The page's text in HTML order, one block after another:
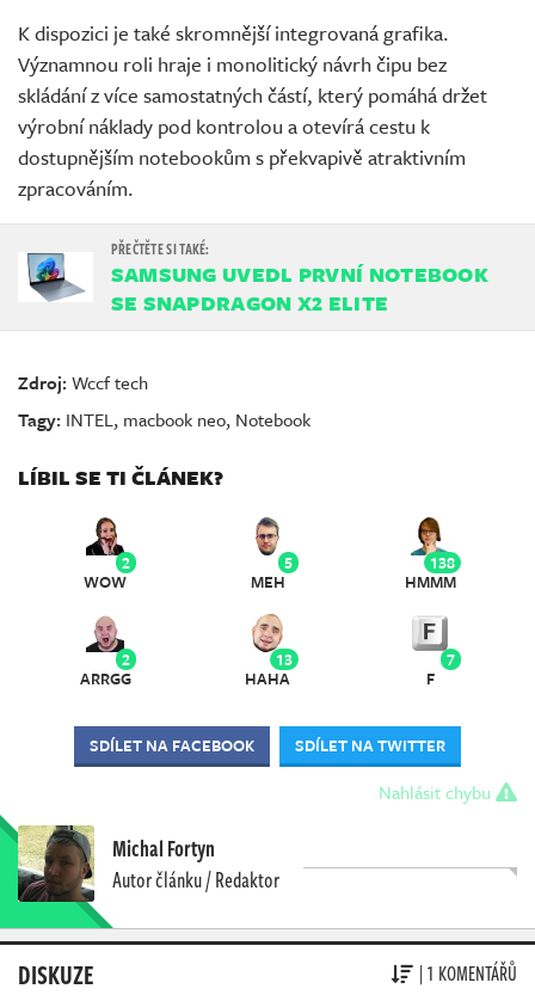
K dispozici je také skromnější integrovaná grafika.
Významnou roli hraje i monolitický návrh čipu bez
skládání z více samostatných částí, který pomáhá držet
výrobní náklady pod kontrolou a otevírá cestu k
dostupnějším notebookům s překvapivě atraktivním
zpracováním.
SAMSUNG UVEDL PRVNÍ NOTEBOOK
SE SNAPDRAGON X2 ELITE
Zdroj:Wccf tech
Tagy: INTEL, macbook neo, Notebook
LÍBIL SE TI ČLÁNEK?
2
WOW
5
MEH
138
HMMM
2
ARRGG
13
HAHA
7
F
SDÍLET NA FACEBOOK SDÍLET NA TWITTER
Nahlásit chybu
Michal Fortyn
Autor článku / Redaktor
DISKUZE | 1 KOMENTÁŘŮ